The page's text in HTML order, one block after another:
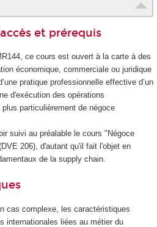
et prérequis
ce cours est ouvert à la carte à des
économique, commerciale ou juridique
pratique professionnelle effective d’un
d'exécution des opérations
particulièrement de négoce
suivi au préalable le cours "Négoce
206), d'autant qu'il fait l'objet en
de la supply chain.
cas complexe, les caractéristiques
internationales liées au métier du